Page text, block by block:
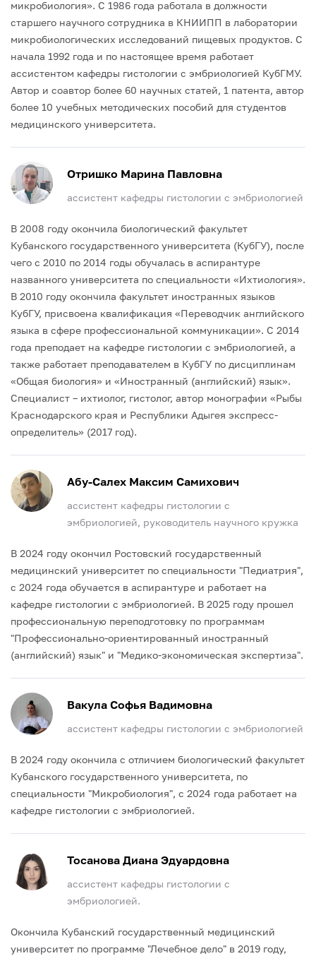
микробиология». С 1986 года работала в должности
старшего научного сотрудника в КНИИПП в лаборатории
микробиологических исследований пищевых продуктов. С
начала 1992 года и по настоящее время работает
ассистентом кафедры гистологии с эмбриологией КубГМУ.
Автор и соавтор более 60 научных статей, 1 патента, автор
более 10 учебных методических пособий для студентов
медицинского университета.
Отришко Марина Павловна
ассистент кафедры гистологии с эмбриологией
В 2008 году окончила биологический факультет
Кубанского государственного университета (КубГУ), после
чего с 2010 по 2014 годы обучалась в аспирантуре
названного университета по специальности «Ихтиология».
В 2010 году окончила факультет иностранных языков
КубГУ, присвоена квалификация «Переводчик английского
языка в сфере профессиональной коммуникации». С 2014
года преподает на кафедре гистологии с эмбриологией, а
также работает преподавателем в КубГУ по дисциплинам
«Общая биология» и «Иностранный (английский) язык».
Специалист – ихтиолог, гистолог, автор монографии «Рыбы
Краснодарского края и Республики Адыгея экспресс-
определитель» (2017 год).
Абу-Салех Максим Самихович
ассистент кафедры гистологии с
эмбриологией, руководитель научного кружка
В 2024 году окончил Ростовский государственный
медицинский университет по специальности "Педиатрия",
с 2024 года обучается в аспирантуре и работает на
кафедре гистологии с эмбриологией. В 2025 году прошел
профессиональную переподготовку по программам
"Профессионально-ориентированный иностранный
(английский) язык" и "Медико-экономическая экспертиза".
Вакула Софья Вадимовна
ассистент кафедры гистологии с эмбриологией
В 2024 году окончила с отличием биологический факультет
Кубанского государственного университета, по
специальности "Микробиология", с 2024 года работает на
кафедре гистологии с эмбриологией.
Тосанова Диана Эдуардовна
ассистент кафедры гистологии с
эмбриологией.
Окончила Кубанский государственный медицинский
университет по программе "Лечебное дело" в 2019 году,